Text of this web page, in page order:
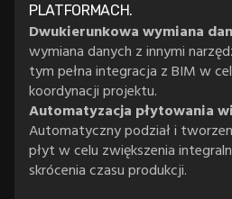
PLATFORMACH.
Dwukierunkowa wymiana
wymiana danych z innymi
tym pełna integracja z BIM w
koordynacji projektu.
Automatyzacja płytowania
Automatyczny podział i
płyt w celu zwiększenia
skrócenia czasu produkcji.